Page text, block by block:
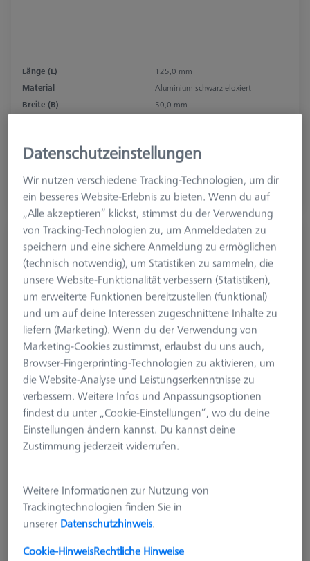
Länge (L)
125,0 mm
Material
Aluminium schwarz eloxiert
Breite (B)
50,0 mm
750,00 €
zzgl. USt.
Verfügbar
Niederhalterfeder - selbsthemmend,
Länge 36mm, 2 Stück
626109-9610-068
Datenschutzeinstellungen
Wir nutzen verschiedene Tracking-Technologien, um dir
ein besseres Website-Erlebnis zu bieten. Wenn du auf
„Alle akzeptieren“ klickst, stimmst du der Verwendung
von Tracking-Technologien zu, um Anmeldedaten zu
speichern und eine sichere Anmeldung zu ermöglichen
(technisch notwendig), um Statistiken zu sammeln, die
unsere Website-Funktionalität verbessern (Statistiken),
um erweiterte Funktionen bereitzustellen (funktional)
und um auf deine Interessen zugeschnittene Inhalte zu
liefern (Marketing). Wenn du der Verwendung von
Marketing-Cookies zustimmst, erlaubst du uns auch,
Browser-Fingerprinting-Technologien zu aktivieren, um
die Website-Analyse und Leistungserkenntnisse zu
verbessern. Weitere Infos und Anpassungsoptionen
findest du unter „Cookie-Einstellungen“, wo du deine
Einstellungen ändern kannst. Du kannst deine
Zustimmung jederzeit widerrufen.
Weitere Informationen zur Nutzung von
Trackingtechnologien finden Sie in
unserer Datenschutzhinweis.
Cookie-HinweisRechtliche Hinweise